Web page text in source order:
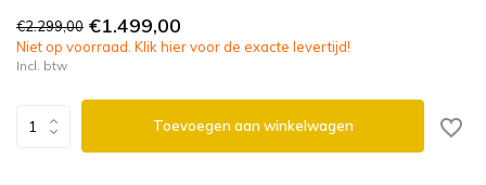
€2.299,00 €1.499,00
Niet op voorraad. Klik hier voor de exacte levertijd!
Incl. btw
Toevoegen aan winkelwagen